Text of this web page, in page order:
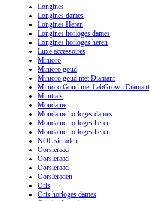
Longines
Longines dames
Longines Heren
Longines horloges dames
Longines horloges heren
Luxe accessoires
Minioro
Minioro goud
Minioro goud met Diamant
Minioro Goud met LabGrown Diamant
Minitials
Mondaine
Mondaine horloges dames
Mondaine horloges heren
Mondaine horloges heren
NOL sieraden
Oorsieraad
Oorsieraad
Oorsieraad
Oorsieraden
Oris
Oris horloges dames